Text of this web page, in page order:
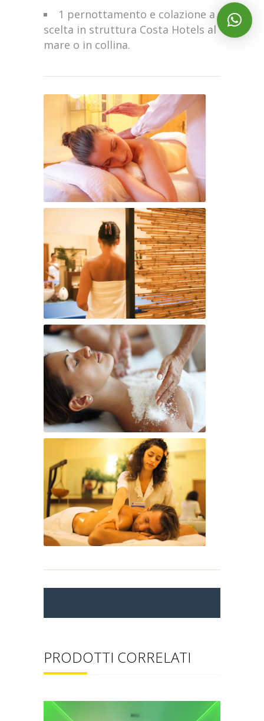
1 pernottamento e colazione a
scelta in struttura Costa Hotels al
mare o in collina.
PRODOTTI CORRELATI